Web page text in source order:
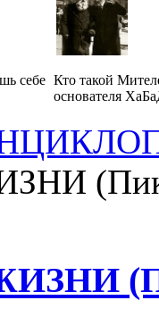
себе Кто такой
основателя